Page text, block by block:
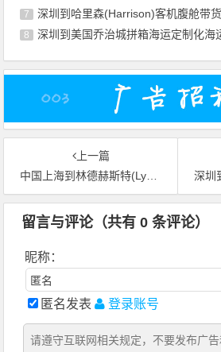
7 深圳到哈里森(Harrison)客机腹舱带货
8 深圳到美国乔治城拼箱海运定制化海
上一篇
中国上海到林德赫斯特(Lyndhurst)集装箱船运输智能化海运专线
深圳到帕
留言与评论（共有0 条评论）
昵称：
匿名发表 登录账号